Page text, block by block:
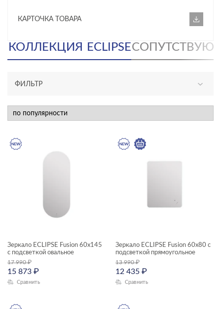
КАРТОЧКА ТОВАРА
КОЛЛЕКЦИЯ ECLIPSE
ФИЛЬТР
новинка
КАТЕГОРИЯ
зеркала
Ширина, см
Зеркало ECLIPSE Fusion 60x145
с подсветкой овальное
17 990₽
15 873 ₽
Сравнить
Зеркало ECLIPSE Fusion 60x80 с
подсветкой прямоугольное
13 990₽
12 435 ₽
Сравнить